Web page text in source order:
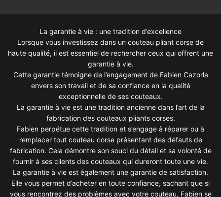
La garantie à vie : une tradition d’excellence
Lorsque vous investissez dans un couteau pliant corse de
haute qualité, il est essentiel de rechercher ceux qui offrent une
garantie à vie.
Cette garantie témoigne de l’engagement de Fabien Cazorla
envers son travail et de sa confiance en la qualité
exceptionnelle de ses couteaux.
La garantie à vie est une tradition ancienne dans l’art de la
fabrication des couteaux pliants corses.
Fabien perpétue cette tradition et s’engage à réparer ou à
remplacer tout couteau corse présentant des défauts de
fabrication. Cela démontre son souci du détail et sa volonté de
fournir à ses clients des couteaux qui dureront toute une vie.
La garantie à vie est également une garantie de satisfaction.
Elle vous permet d’acheter en toute confiance, sachant que si
vous rencontrez des problèmes avec votre couteau, Fabien se